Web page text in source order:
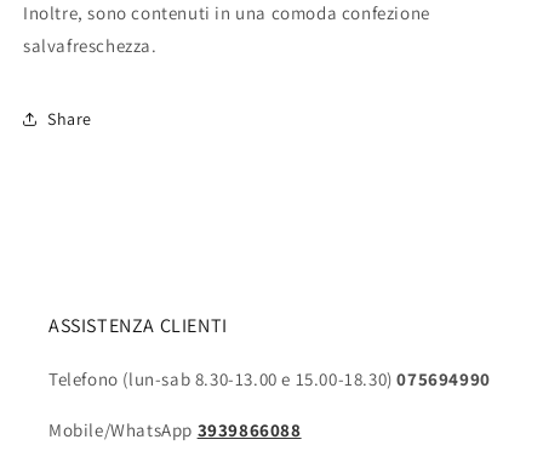
Inoltre, sono contenuti in una comoda confezione
salvafreschezza.
Share
ASSISTENZA CLIENTI
Telefono (lun-sab 8.30-13.00 e 15.00-18.30)075694990
Mobile/WhatsApp 3939866088